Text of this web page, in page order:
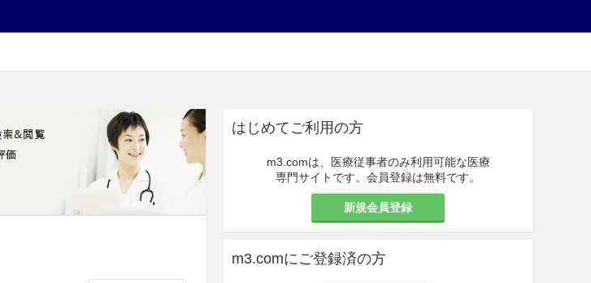
はじめてご利用の方
m3.comは、医療従事者のみ利用可能な医療
専門サイトです。会員登録は無料です。
新規会員登録
m3.comにご登録済の方